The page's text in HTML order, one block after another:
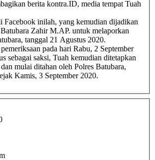
berita kontra.ID, media tempat Tuah
Facebook inilah, yang kemudian dijadikan
Zahir M.AP. untuk melaporkan
tanggal 21 Agustus 2020.
pada hari Rabu, 2 September
sebagai saksi, Tuah kemudian ditetapkan
mulai ditahan oleh Polres Batubara,
Kamis, 3 September 2020.